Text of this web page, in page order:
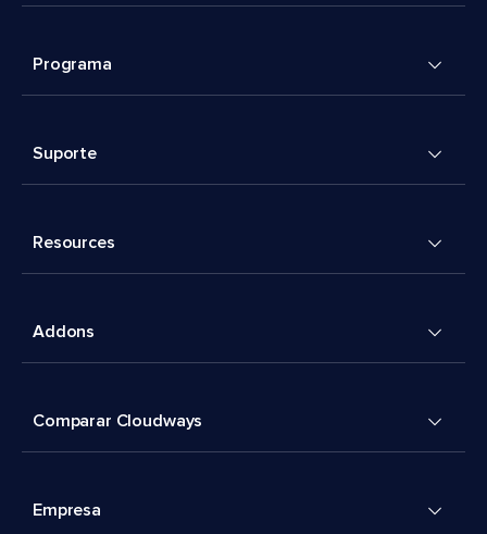
Programa
Suporte
Resources
Addons
Comparar Cloudways
Empresa